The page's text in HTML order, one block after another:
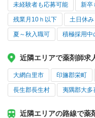
未経験者も応募可能 新卒
残業月10ｈ以下 土日休み
夏～秋入職可 積極採用中
近隣エリアで薬剤師求
大網白里市 印旛郡栄町
長生郡長生村 夷隅郡大多
近隣エリアの路線で薬